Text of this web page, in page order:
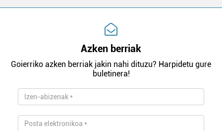
Azken berriak
Goierriko azken berriak jakin nahi dituzu? Harpidetu gure
buletinera!